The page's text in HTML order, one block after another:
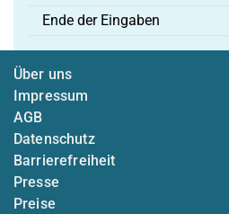
Ende der Eingaben
Über uns
Impressum
AGB
Datenschutz
Barrierefreiheit
Presse
Preise